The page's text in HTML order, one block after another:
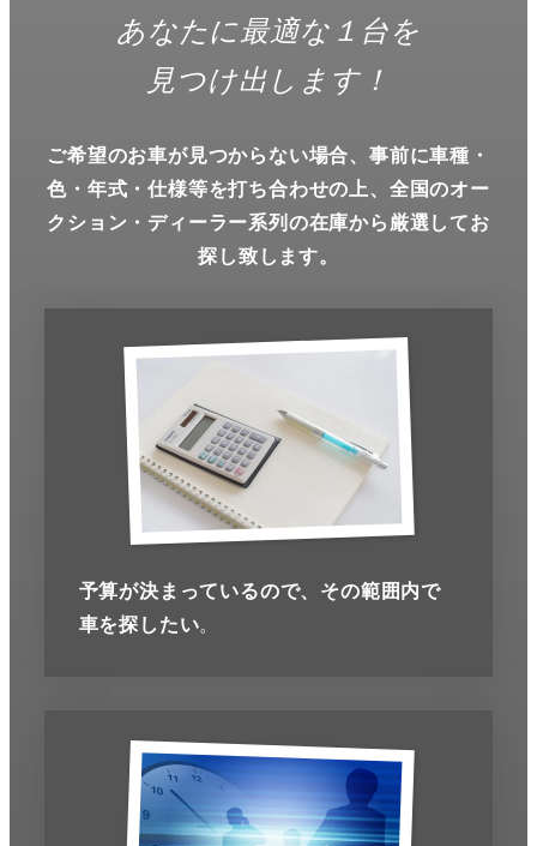
あなたに最適な１台を
見つけ出します！
ご希望のお車が見つからない場合、事前に車種・
色・年式・仕様等を打ち合わせの上、 全国のオー
クション・ディーラー系列の在庫から厳選してお
探し致します。
予算が決まっているので、その範囲内で
車を探したい。